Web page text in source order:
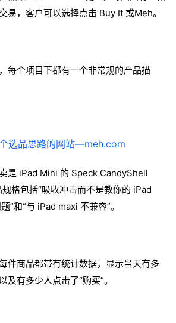
易，客户可以选择点击 Buy It 或Meh。
每个项目下都有一个非常规的产品描
是 iPad Mini 的 Speck CandyShell
格包括“吸收冲击而不是教你的 iPad
”和“与 iPad maxi 不兼容”。
件商品都带有统计数据，显示当天有多
及有多少人点击了“购买”。